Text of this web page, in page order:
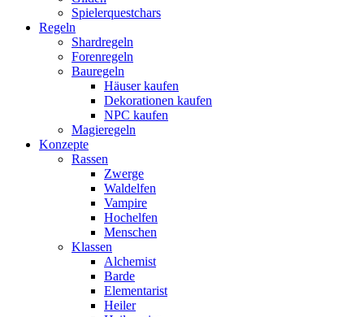
Spielerquestchars
Regeln
Shardregeln
Forenregeln
Bauregeln
Häuser kaufen
Dekorationen kaufen
NPC kaufen
Magieregeln
Konzepte
Rassen
Zwerge
Waldelfen
Vampire
Hochelfen
Menschen
Klassen
Alchemist
Barde
Elementarist
Heiler